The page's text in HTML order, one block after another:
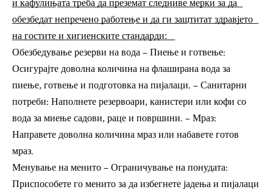
͟и͟ ͟к͟а͟ф͟у͟л͟и͟њ͟а͟т͟а͟ ͟т͟р͟е͟б͟а͟ ͟д͟а͟ ͟п͟р͟е͟з͟е͟м͟а͟т͟ ͟с͟л͟е͟д͟н͟и͟в͟е͟ ͟м͟е͟р͟к͟и͟ ͟з͟а͟ ͟д͟а͟
͟о͟б͟е͟з͟б͟е͟д͟а͟т͟ ͟н͟е͟п͟р͟е͟ч͟е͟н͟о͟ ͟р͟а͟б͟о͟т͟е͟њ͟е͟ ͟и͟ ͟д͟а͟ ͟г͟и͟ ͟з͟а͟ш͟т͟и͟т͟а͟т͟ ͟з͟д͟р͟а͟в͟ј͟е͟т͟о͟
͟н͟а͟ ͟г͟о͟с͟т͟и͟т͟е͟ ͟и͟ ͟х͟и͟г͟и͟е͟н͟с͟к͟и͟т͟е͟ ͟с͟т͟а͟н͟д͟а͟р͟д͟и͟:͟ ͟
Обезбедување резерви на вода – Пиење и готвење:
Осигурајте доволна количина на флаширана вода за
пиење, готвење и подготовка на пијалаци. – Санитарни
потреби: Наполнете резервоари, канистери или кофи со
вода за миење садови, раце и површини. – Мраз:
Направете доволна количина мраз или набавете готов
мраз.
Менување на менито – Ограничување на понудата:
Приспособете го менито за да избегнете јадења и пијалаци